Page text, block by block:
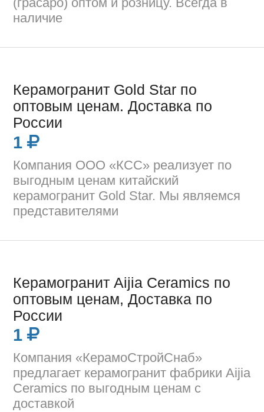
наличие
Керамогранит Gold Star по
оптовым ценам. Доставка по
России
1
Компания ООО «КСС» реализует по
выгодным ценам китайский
керамогранит Gold Star. Мы являемся
представителями
Керамогранит Aijia Ceramics по
оптовым ценам, Доставка по
России
1
Компания «КерамоСтройСнаб»
предлагает керамогранит фабрики Aijia
Ceramics по выгодным ценам с
доставкой